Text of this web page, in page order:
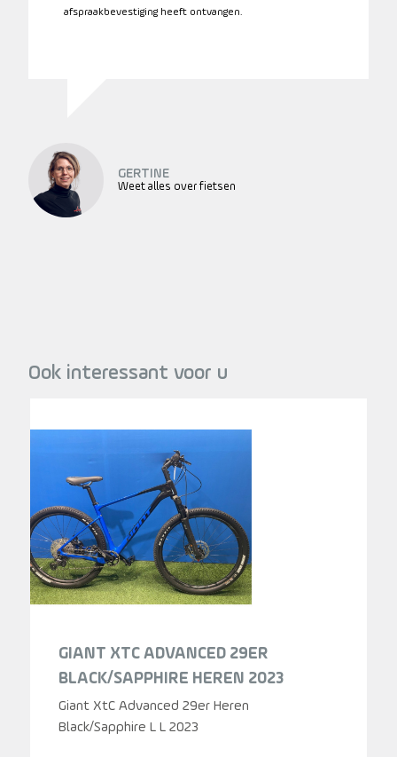
afspraakbevestiging heeft ontvangen.
GERTINE
Weet alles over fietsen
Ook interessant voor u
GIANT XTC ADVANCED 29ER
BLACK/SAPPHIRE HEREN 2023
Giant XtC Advanced 29er Heren
Black/Sapphire L L 2023